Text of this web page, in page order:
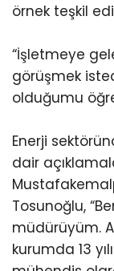
örnek teşkil
“İşletmeye
görüşmek
olduğumu
Enerji
dair
Tosunoğlu,
müdürüyüm.
kurumda 13